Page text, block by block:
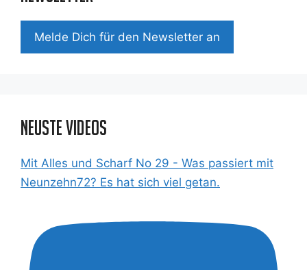
Mel­de Dich für den News­let­ter an
Neuste Videos
Mit Alles und Scharf No 29 - Was passiert mit
Neunzehn72? Es hat sich viel getan.